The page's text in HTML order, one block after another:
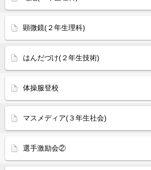
顕微鏡(２年生理科)
はんだづけ(２年生技術)
体操服登校
マスメディア(３年生社会)
選手激励会②